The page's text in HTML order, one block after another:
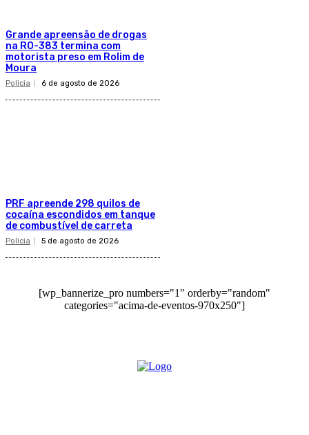
Grande apreensão de drogas
na RO-383 termina com
motorista preso em Rolim de
Moura
Policia 6 de agosto de 2026
PRF apreende 298 quilos de
cocaína escondidos em tanque
de combustível de carreta
Policia 5 de agosto de 2026
[wp_bannerize_pro numbers="1" orderby="random"
categories="acima-de-eventos-970x250"]